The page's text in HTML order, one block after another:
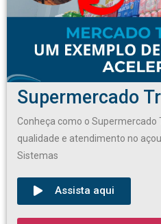
Supermercado
Conheça como o Supermercado
qualidade e atendimento no
Sistemas
Assista aqui